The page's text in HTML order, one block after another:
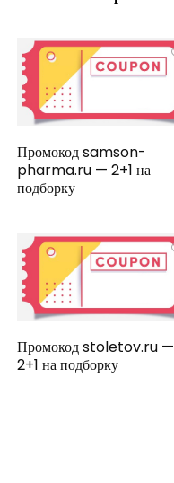
Промокод samson-
pharma.ru — 2+1 на
подборку
Промокод stoletov.ru —
2+1 на подборку